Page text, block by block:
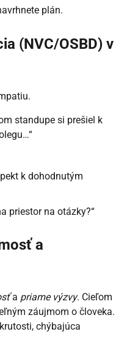
plán.
(NVC/OSBD) v
standupe si prešiel k
k dohodnutým
priestor na otázky?“
a
a priame výzvy. Cieľom
záujmom o človeka.
chýbajúca